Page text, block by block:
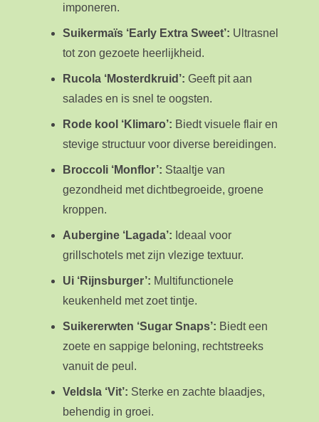
imponeren.
Suikermaïs ‘Early Extra Sweet’: Ultrasnel
tot zon gezoete heerlijkheid.
Rucola ‘Mosterdkruid’: Geeft pit aan
salades en is snel te oogsten.
Rode kool ‘Klimaro’: Biedt visuele flair en
stevige structuur voor diverse bereidingen.
Broccoli ‘Monflor’: Staaltje van
gezondheid met dichtbegroeide, groene
kroppen.
Aubergine ‘Lagada’: Ideaal voor
grillschotels met zijn vlezige textuur.
Ui ‘Rijnsburger’: Multifunctionele
keukenheld met zoet tintje.
Suikererwten ‘Sugar Snaps’: Biedt een
zoete en sappige beloning, rechtstreeks
vanuit de peul.
Veldsla ‘Vit’: Sterke en zachte blaadjes,
behendig in groei.